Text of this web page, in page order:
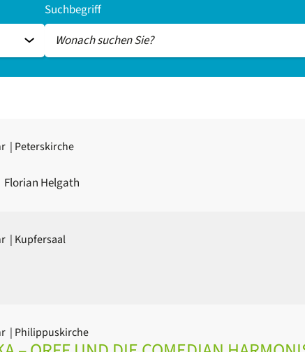
Suchbegriff
| Peterskirche
Florian Helgath
| Kupfersaal
| Philippuskirche